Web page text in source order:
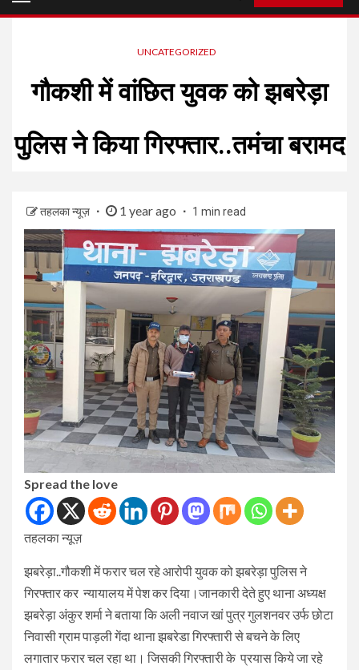
UNCATEGORIZED
गौकशी में वांछित युवक को झबरेड़ा
पुलिस ने किया गिरफ्तार..तमंचा बरामद
तहलका न्यूज़ 1 year ago 1 min read
Spread the love
तहलका न्यूज़
झबरेड़ा..गौकशी में फरार चल रहे आरोपी युवक को झबरेड़ा पुलिस ने
गिरफ्तार कर न्यायालय में पेश कर दिया।जानकारी देते हुए थाना अध्यक्ष
झबरेड़ा अंकुर शर्मा ने बताया कि अली नवाज खां पुत्र गुलशनवर उर्फ छोटा
निवासी ग्राम पाड़ली गेंदा थाना झबरेडा गिरफ्तारी से बचने के लिए
लगातार फरार चल रहा था। जिसकी गिरफ्तारी के प्रयास किये जा रहे